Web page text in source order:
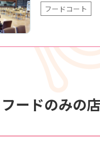
フードコート
フードのみの